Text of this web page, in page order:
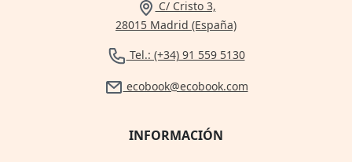
C/ Cristo 3,
28015 Madrid (España)
Tel.: (+34) 91 559 5130
ecobook@ecobook.com
INFORMACIÓN